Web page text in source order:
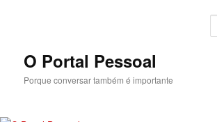
primário
secundárioO Portal Pessoal
Porque conversar também é importante